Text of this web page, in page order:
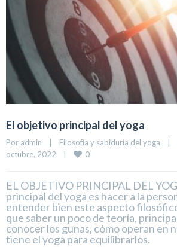
El objetivo principal del yoga
Por admin Filosofía y sabiduría del yoga
octubre, 2022
0
EL OBJETIVO PRINCIPAL DEL
principal del yoga es hacer a la
entender bien este aspecto
que saber un poco de teoría,
conocer los gunas, cómo operan en
tiene el yoga para equilibrarlos.